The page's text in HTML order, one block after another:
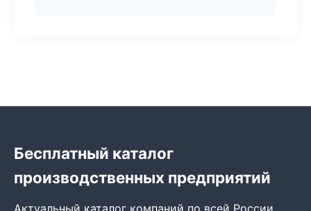
Бесплатный каталог
производственных предприятий
Актуальный каталог компаний по всей России